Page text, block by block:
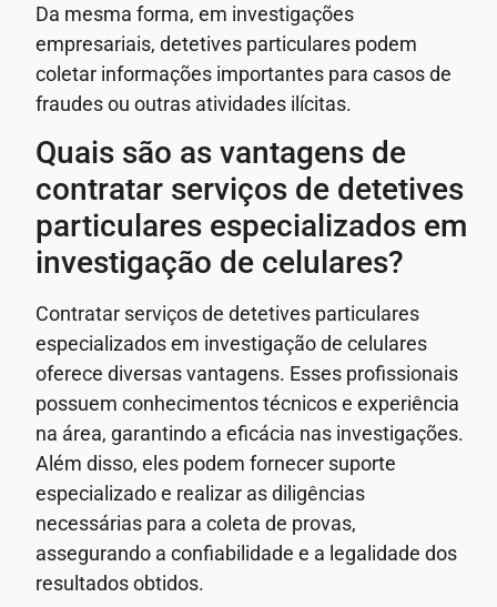
Da mesma forma, em investigações
empresariais, detetives particulares podem
coletar informações importantes para casos de
fraudes ou outras atividades ilícitas.
Quais são as vantagens de
contratar serviços de detetives
particulares especializados em
investigação de celulares?
Contratar serviços de detetives particulares
especializados em investigação de celulares
oferece diversas vantagens. Esses profissionais
possuem conhecimentos técnicos e experiência
na área, garantindo a eficácia nas investigações.
Além disso, eles podem fornecer suporte
especializado e realizar as diligências
necessárias para a coleta de provas,
assegurando a confiabilidade e a legalidade dos
resultados obtidos.